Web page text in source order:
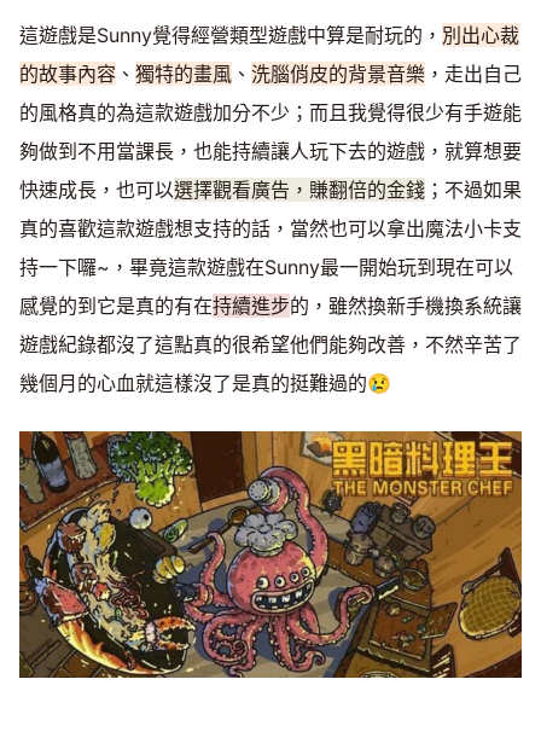
這遊戲是Sunny覺得經營類型遊戲中算是耐玩的， 別出心裁
的故事內容 、 獨特的畫風 、 洗腦俏皮的背景音樂 ，走出自己
的風格真的為這款遊戲加分不少；而且我覺得很少有手遊能
夠做到不用當課長，也能持續讓人玩下去的遊戲，就算想要
快速成長，也可以選擇觀看廣告，賺翻倍的金錢 ；不過如果
真的喜歡這款遊戲想支持的話，當然也可以拿出魔法小卡支
持一下囉~，畢竟這款遊戲在Sunny最一開始玩到現在可以
感覺的到它是真的有在持續進步的，雖然換新手機換系統讓
遊戲紀錄都沒了這點真的很希望他們能夠改善，不然辛苦了
幾個月的心血就這樣沒了是真的挺難過的😢